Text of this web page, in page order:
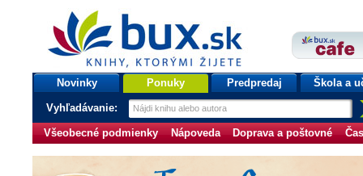
bux.sk
knihy, ktorými žijete
Úvodná stránka
Novinky Ponuky Predpredaj Škola a
Vyhľadávanie:
Všeobecné podmienky Nápoveda Doprava a poštovné